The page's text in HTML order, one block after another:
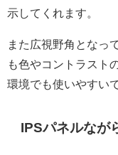
示してくれます。
また広視野角となっ
も色やコントラスト
環境でも使いやすい
IPSパネルなが